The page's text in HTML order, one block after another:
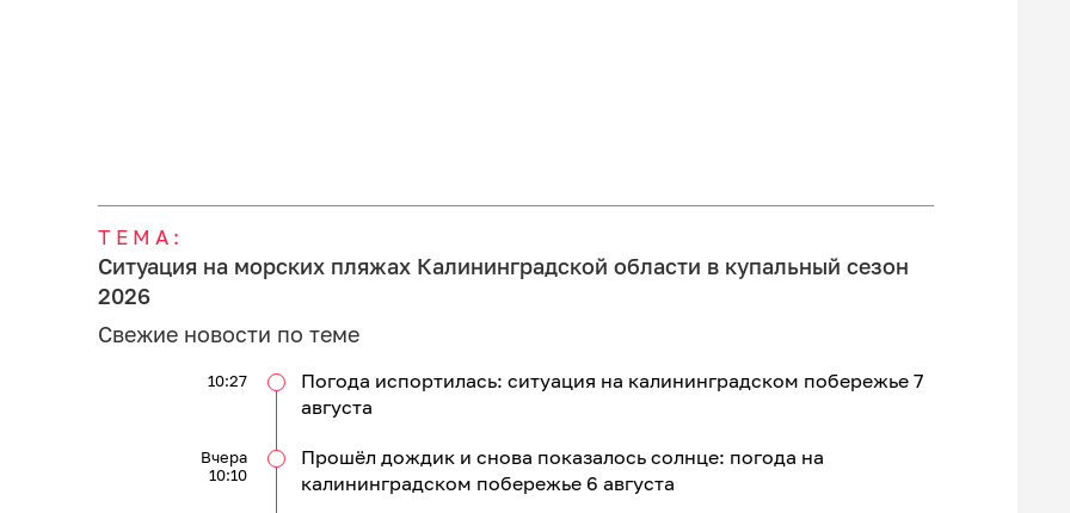
ТЕМА:
Ситуация на морских пляжах Калининградской области в купальный сезон
2026
Свежие новости по теме
Погода испортилась: ситуация на калининградском побережье 7
августа
10:27
Прошёл дождик и снова показалось солнце: погода на
калининградском побережье 6 августа
Вчера
10:10